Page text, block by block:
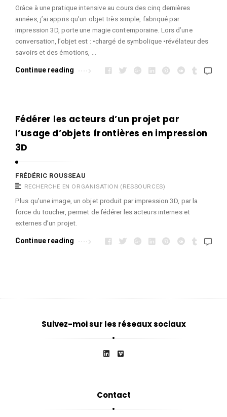
Grâce à une pratique intensive au cours des cinq dernières
années, j’ai appris qu’un objet très simple, fabriqué par
impression 3D, porte une magie contemporaine. Lors d’une
conversation, l’objet est : •chargé de symbolique •révélateur des
savoirs et des émotions, …
Continue reading
Fédérer les acteurs d’un projet par
l’usage d’objets frontières en impression
3D
FRÉDÉRIC ROUSSEAU
RECHERCHE EN ORGANISATION (RESSOURCES)
Plus qu’une image, un objet produit par impression 3D, par la
force du toucher, permet de fédérer les acteurs internes et
externes d’un projet.
Continue reading
Suivez-moi sur les réseaux sociaux
Contact